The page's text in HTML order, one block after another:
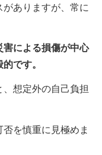
ありますが、常に
による損傷が中心
です。
想定外の自己負担
を慎重に見極めま